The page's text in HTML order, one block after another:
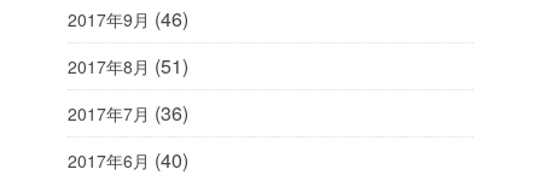
2017年9月 (46)
2017年8月 (51)
2017年7月 (36)
2017年6月 (40)